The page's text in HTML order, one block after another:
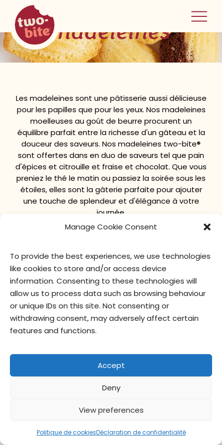
Manage Cookie Consent
To provide the best experiences, we use technologies
like cookies to store and/or access device
information. Consenting to these technologies will
allow us to process data such as browsing behaviour
or unique IDs on this site. Not consenting or
withdrawing consent, may adversely affect certain
features and functions.
Accept
Deny
View preferences
Politique de cookiesDéclaration de confidentialité
two-bite
home
madeleines
Les madeleines sont une pâtisserie aussi délicieuse
pour les papilles que pour les yeux. Nos madeleines
moelleuses au goût de beurre procurent un
équilibre parfait entre la richesse d'un gâteau et la
douceur des saveurs. Nos madeleines two-bite®
sont offertes dans en duo de saveurs tel que pain
d'épices et citrouille et fraise et chocolat. Que vous
preniez le thé le matin ou passiez la soirée sous les
étoiles, elles sont la gâterie parfaite pour ajouter
une touche de splendeur et d'élégance à votre
journée.
© Give & Go Prepared Foods Corp. Tous droits réservés.